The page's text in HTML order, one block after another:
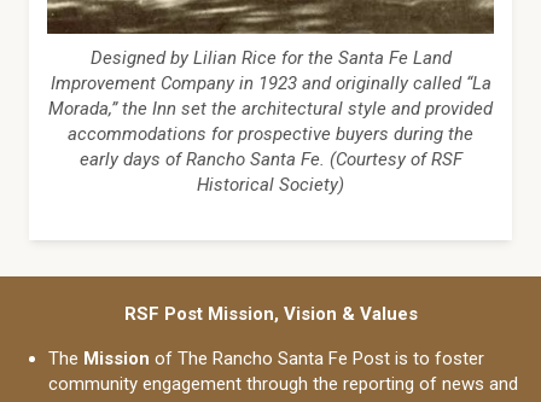
Designed by Lilian Rice for the Santa Fe Land
Improvement Company in 1923 and originally called “La
Morada,” the Inn set the architectural style and provided
accommodations for prospective buyers during the
early days of Rancho Santa Fe. (Courtesy of RSF
Historical Society)
RSF Post Mission, Vision & Values
The Mission of The Rancho Santa Fe Post is to foster
community engagement through the reporting of news and